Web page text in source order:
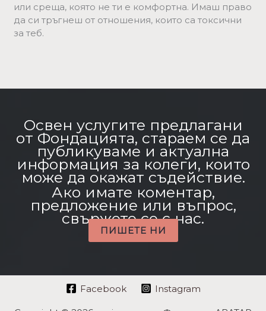
или среща, която не ти е комфортна. Имаш право
да си тръгнеш от отношения, които са токсични
за теб.
Освен услугите предлагани
от Фондацията, стараем се да
публикуваме и актуална
информация за колеги, които
може да окажат съдействие.
Ако имате коментар,
предложение или въпрос,
свържете се с нас.
ПИШЕТЕ НИ
Facebook Instagram